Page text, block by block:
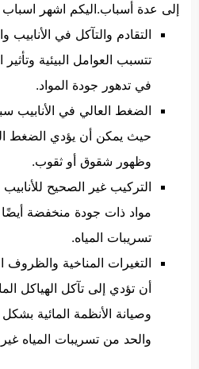
إلى عدة أسباب.اليكم اشهر اسباب
التقادم والتآكل في
تتسبب العوامل البيئية
في تدهور جودة المواد.
الضغط العالي في الأنابيب
حيث يمكن أن يؤدي الضغط
وظهور شقوق أو ثقوب.
التركيب غير الصحيح
مواد ذات جودة منخفضة
تسريبات المياه.
التغيرات المناخية والظروف
أن تؤدي إلى تآكل الهياكل
وصيانة الأنظمة المائية
والحد من تسريبات المياه